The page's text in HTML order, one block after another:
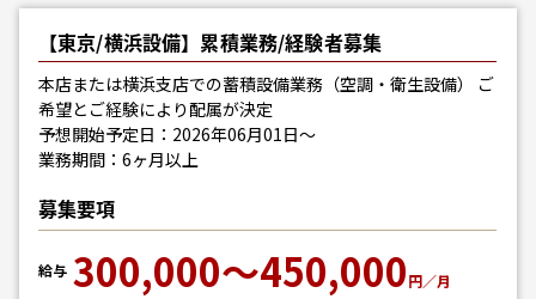
【東京/横浜設備】累積業務/経験者募集
本店または横浜支店での蓄積設備業務（空調・衛生設備） ご
希望とご経験により配属が決定
予想開始予定日：2026年06月01日～
業務期間：6ヶ月以上
募集要項
給与 300,000～450,000円／月